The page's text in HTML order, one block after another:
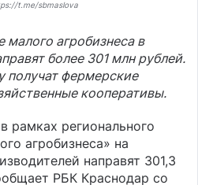
t.me/sbmaslova
малого агробизнеса в
более 301 млн рублей.
фермерские
кооперативы.
рамках регионального
агробизнеса» на
направят 301,3
РБК Краснодар со